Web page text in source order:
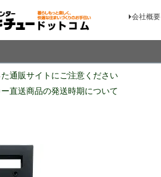
会社概要
た通販サイトにご注意ください
ー直送商品の発送時期について